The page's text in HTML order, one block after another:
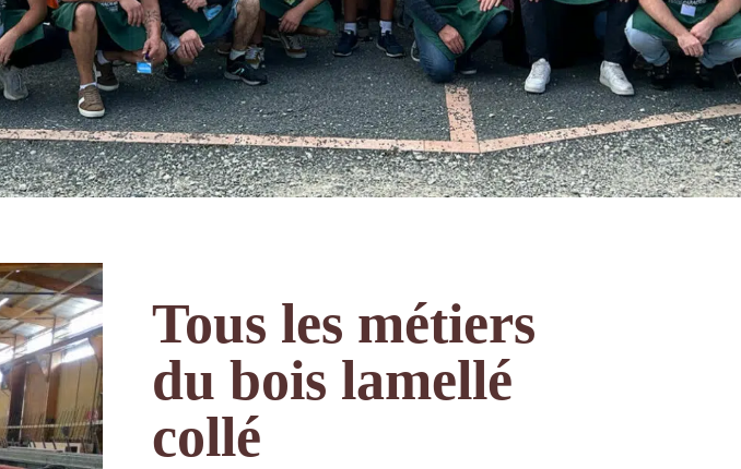
Tous les métiers
du bois lamellé
collé